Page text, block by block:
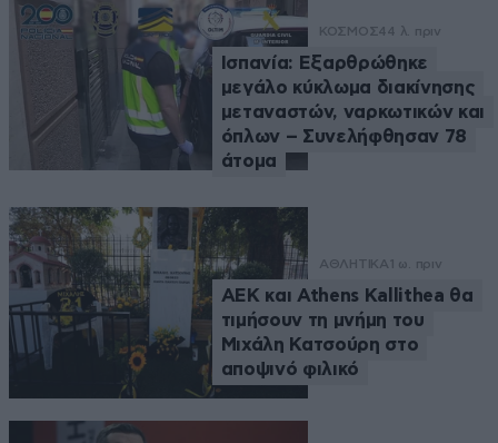
ΚΟΣΜΟΣ44 λ. πριν
Ισπανία: Εξαρθρώθηκε
μεγάλο κύκλωμα διακίνησης
μεταναστών, ναρκωτικών και
όπλων – Συνελήφθησαν 78
άτομα
ΑΘΛΗΤΙΚΑ 1 ω. πριν
ΑΕΚ και Athens Kallithea θα
τιμήσουν τη μνήμη του
Μιχάλη Κατσούρη στο
αποψινό φιλικό